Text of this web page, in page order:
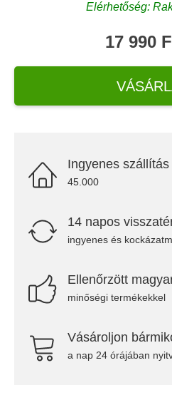
Elérhetőség:
17 990
Ingyenes szállítás
45.000
14 napos
ingyenes és
Ellenőrzött
minőségi termékekkel
Vásároljon
a nap 24 órájában